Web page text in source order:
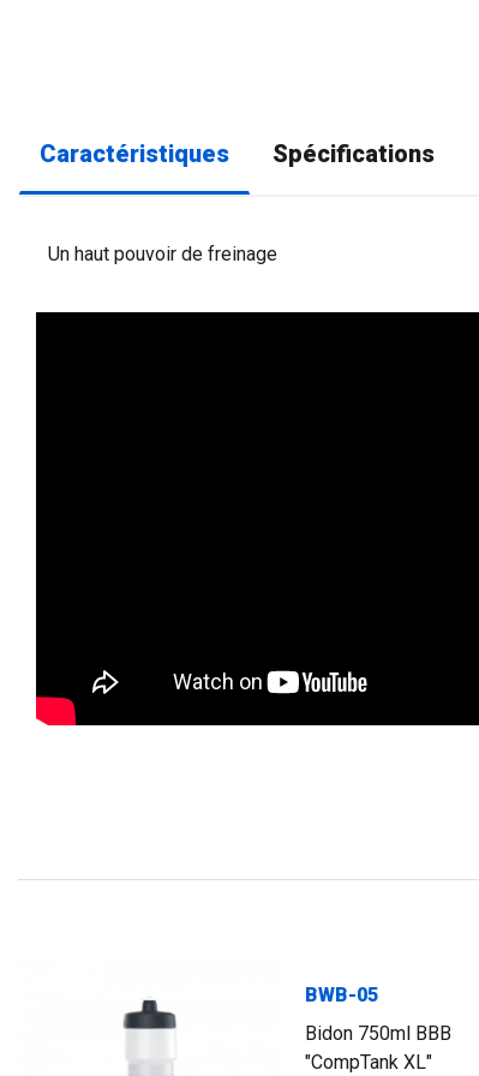
Caractéristiques Spécifications
Un haut pouvoir de freinage
BWB-05
Bidon 750ml BBB
"CompTank XL"